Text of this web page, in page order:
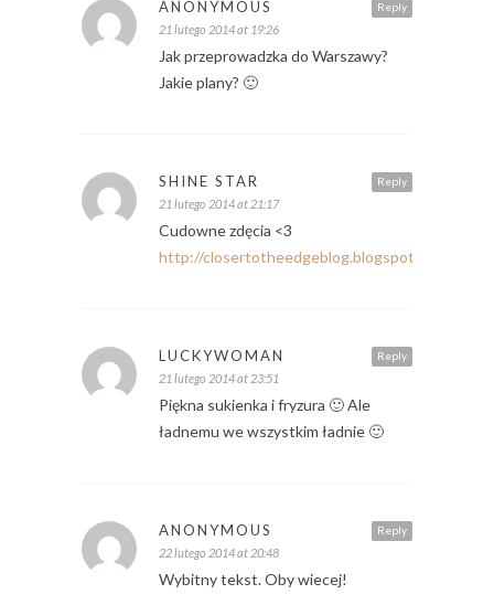
Reply
ANONYMOUS
21 lutego 2014 at 19:26
Jak przeprowadzka do Warszawy?
Jakie plany? 🙂
Reply
SHINE STAR
21 lutego 2014 at 21:17
Cudowne zdęcia <3
http://closertotheedgeblog.blogspot.com/
Reply
LUCKYWOMAN
21 lutego 2014 at 23:51
Piękna sukienka i fryzura 🙂 Ale
ładnemu we wszystkim ładnie 🙂
Reply
ANONYMOUS
22 lutego 2014 at 20:48
Wybitny tekst. Oby wiecej!